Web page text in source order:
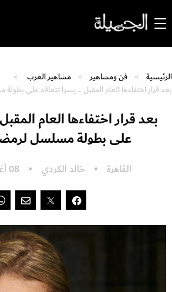
الرئيسية فن ومشاهير
مشاهير العرب
بعد قرار اختفاءها العام المقبل .. يسرا تتعاقد على بطولة
بعد قرار اختفاءها العام
على بطولة مسلسل لرمضان
القاهرة خالد الكردي 08 أغسطس 2023